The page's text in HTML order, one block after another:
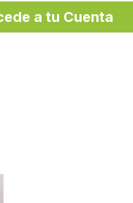
a tu Cuenta